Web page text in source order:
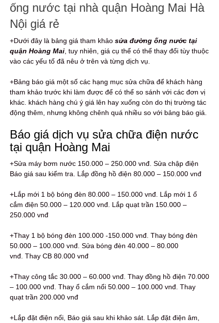
ống nước tại nhà quận Hoàng Mai Hà
Nội giá rẻ
+Dưới đây là bảng giá tham khảo sửa đường ống nước tại
quận Hoàng Mai , tuy nhiên, giá cụ thể có thể thay đổi tùy thuộc
vào các yếu tố đã nêu ở trên và từng dịch vụ.
+Bảng báo giá một số các hạng mục sửa chữa để khách hàng
tham khảo trước khi làm được để có thể so sánh với các đơn vị
khác. khách hàng chú ý giá lên hay xuống còn do thị trường tác
động thêm, nhưng không chênh quá nhiều so với bảng báo giá.
Báo giá dịch vụ sửa chữa điện nước
tại quận Hoàng Mai
+Sửa máy bơm nước 150.000 – 250.000 vnđ. Sửa chập điện
Báo giá sau kiểm tra. Lắp đồng hồ điện 80.000 – 150.000 vnđ
+Lắp mới 1 bộ bóng đèn 80.000 – 150.000 vnđ. Lắp mới 1 ổ
cắm điện 50.000 – 120.000 vnđ. Lắp quạt trần 150.000 –
250.000 vnđ
+Thay 1 bộ bóng đèn 100.000 -150.000 vnđ. Thay bóng đèn
50.000 – 100.000 vnđ. Sửa bóng đèn 40.000 – 80.000
vnđ. Thay CB 80.000 vnđ
+Thay công tắc 30.000 – 60.000 vnđ. Thay đồng hồ điện 70.000
– 100.000 vnđ. Thay ổ cắm nổi 50.000 – 100.000 vnđ. Thay
quạt trần 200.000 vnđ
+Lắp đặt điện nổi, Báo giá sau khi khảo sát. Lắp đặt điện âm,